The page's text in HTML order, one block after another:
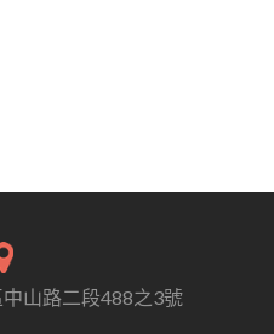
山路二段488之3號